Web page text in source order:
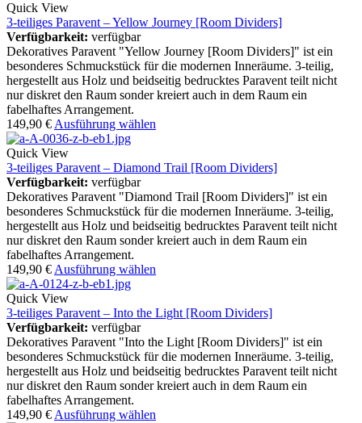
Quick View
3-teiliges Paravent – Yellow Journey [Room Dividers]
Verfügbarkeit: verfügbar
Dekoratives Paravent "Yellow Journey [Room Dividers]" ist ein
besonderes Schmuckstück für die modernen Inneräume. 3-teilig,
hergestellt aus Holz und beidseitig bedrucktes Paravent teilt nicht
nur diskret den Raum sonder kreiert auch in dem Raum ein
fabelhaftes Arrangement.
149,90 € Ausführung wählen
Quick View
3-teiliges Paravent – Diamond Trail [Room Dividers]
Verfügbarkeit: verfügbar
Dekoratives Paravent "Diamond Trail [Room Dividers]" ist ein
besonderes Schmuckstück für die modernen Inneräume. 3-teilig,
hergestellt aus Holz und beidseitig bedrucktes Paravent teilt nicht
nur diskret den Raum sonder kreiert auch in dem Raum ein
fabelhaftes Arrangement.
149,90 € Ausführung wählen
Quick View
3-teiliges Paravent – Into the Light [Room Dividers]
Verfügbarkeit: verfügbar
Dekoratives Paravent "Into the Light [Room Dividers]" ist ein
besonderes Schmuckstück für die modernen Inneräume. 3-teilig,
hergestellt aus Holz und beidseitig bedrucktes Paravent teilt nicht
nur diskret den Raum sonder kreiert auch in dem Raum ein
fabelhaftes Arrangement.
149,90 € Ausführung wählen